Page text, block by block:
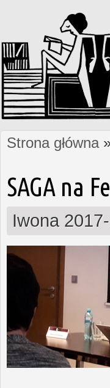
Jesteś tutaj
Strona główna
SAGA na
Iwona